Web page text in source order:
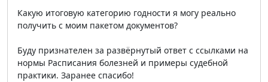
Какую итоговую категорию годности я могу реально
получить с моим пакетом документов?
Буду признателен за развёрнутый ответ с ссылками на
нормы Расписания болезней и примеры судебной
практики. Заранее спасибо!